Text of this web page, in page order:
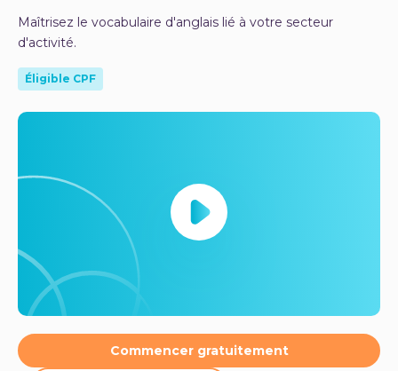
Maîtrisez le vocabulaire d'anglais lié à votre secteur
d'activité.
Éligible CPF
Commencer gratuitement